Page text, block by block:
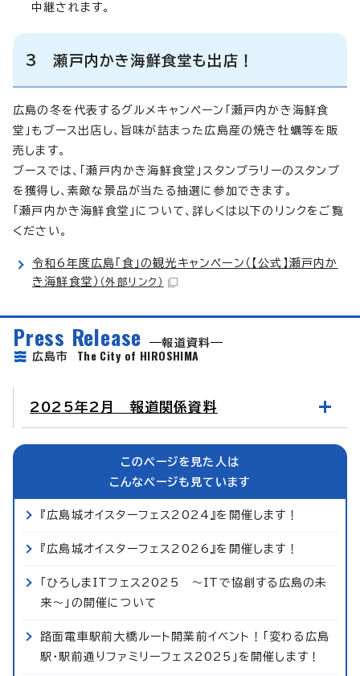
中継されます。
3 瀬戸内かき海鮮食堂も出店！
広島の冬を代表するグルメキャンペーン「瀬戸内かき海鮮食
堂」もブース出店し、旨味が詰まった広島産の焼き牡蠣等を販
売します。
ブースでは、「瀬戸内かき海鮮食堂」スタンプラリーのスタンプ
を獲得し、素敵な景品が当たる抽選に参加できます。
「瀬戸内かき海鮮食堂」について、詳しくは以下のリンクをご覧
ください。
令和6年度広島「食」の観光キャンペーン（【公式】瀬戸内か
き海鮮食堂） （外部リンク）
Press Release
報道資料
広島市 The City of HIROSHIMA
2025年2月 報道関係資料
このページを見た人は
こんなページも見ています
『広島城オイスターフェス2024』を開催します！
『広島城オイスターフェス2026』を開催します！
「ひろしまITフェス2025 ～ITで協創する広島の未
来～」の開催について
路面電車駅前大橋ルート開業前イベント！「変わる広島
駅・駅前通りファミリーフェス2025」を開催します！